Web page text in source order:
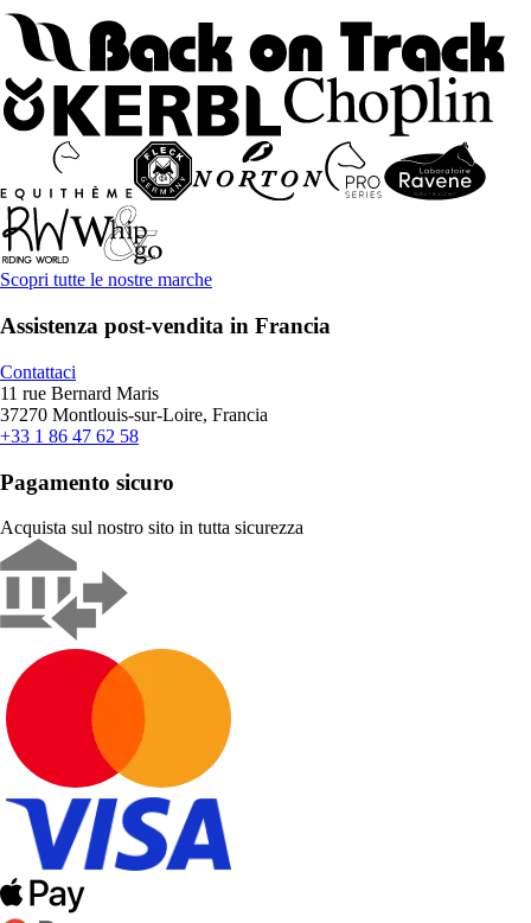
Scopri tutte le nostre marche
Assistenza post-vendita in Francia
Contattaci
11 rue Bernard Maris
37270 Montlouis-sur-Loire, Francia
+33 1 86 47 62 58
Pagamento sicuro
Acquista sul nostro sito in tutta sicurezza